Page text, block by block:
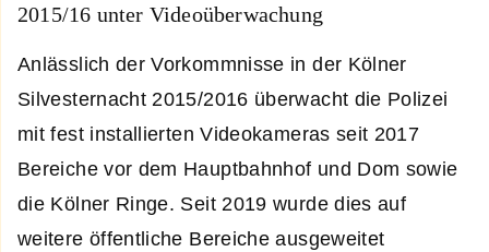
2015/16 unter Videoüberwachung
Anlässlich der Vorkommnisse in der Kölner
Silvesternacht 2015/2016 überwacht die Polizei
mit fest installierten Videokameras seit 2017
Bereiche vor dem Hauptbahnhof und Dom sowie
die Kölner Ringe. Seit 2019 wurde dies auf
weitere öffentliche Bereiche ausgeweitet